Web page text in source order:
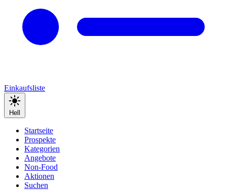
Einkaufsliste
Hell
Startseite
Prospekte
Kategorien
Angebote
Non-Food
Aktionen
Suchen